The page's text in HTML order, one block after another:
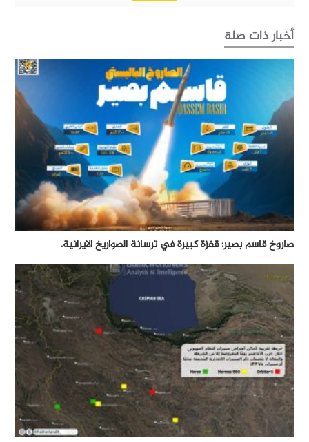
أخبار ذات صلة
صاروخ قاسم بصير: قفزة كبيرة في ترسانة الصواريخ الايرانية.